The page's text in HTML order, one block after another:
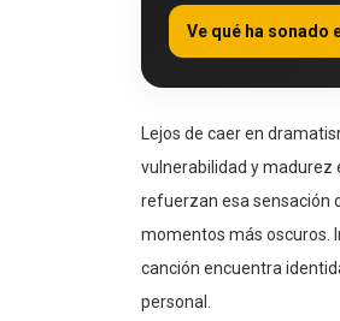
Ve qué ha sonado
Lejos de caer en
vulnerabilidad y madurez
refuerzan esa sensación
momentos más oscuros.
canción encuentra
personal.